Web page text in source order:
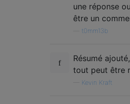
une réponse
être un
t0mm13b
Résumé
tout peut être
Kevin Kraft